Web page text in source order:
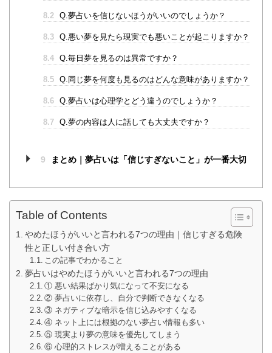
8.2 Q.夢占いを信じないほうがいいのでしょうか？
8.3 Q.悪い夢を見たら現実でも悪いことが起こりますか？
8.4 Q.毎日夢を見るのは異常ですか？
8.5 Q.同じ夢を何度も見るのはどんな意味がありますか？
8.6 Q.夢占いは心理学とどう違うのでしょうか？
8.7 Q.夢の内容は人に話しても大丈夫ですか？
9 まとめ｜夢占いは「信じすぎないこと」が一番大切
Table of Contents
やめたほうがいいと言われる7つの理由｜信じすぎる危険
性と正しい付き合い方
この記事でわかること
夢占いはやめたほうがいいと言われる7つの理由
① 悪い結果ばかり気になって不安になる
② 夢占いに依存し、自分で判断できなくなる
③ ネガティブな暗示を信じ込みやすくなる
④ ネット上には根拠のない夢占い情報も多い
⑤ 現実より夢の意味を優先してしまう
⑥ 心理的ストレスが増えることがある